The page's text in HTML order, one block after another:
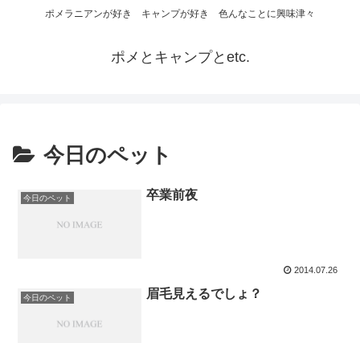
ポメラニアンが好き キャンプが好き 色んなことに興味津々
ポメとキャンプとetc.
今日のペット
今日のペット 卒業前夜
2014.07.26
今日のペット 眉毛見えるでしょ？